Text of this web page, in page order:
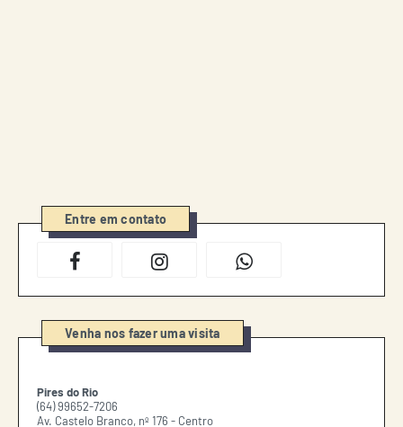
Entre em contato
Venha nos fazer uma visita
Pires do Rio
(64) 99652-7206
Av. Castelo Branco, nº 176 - Centro